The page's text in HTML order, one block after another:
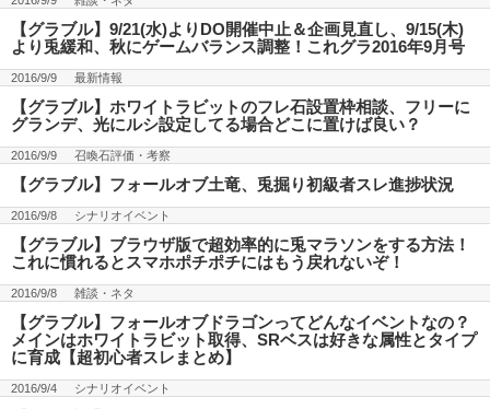
【グラブル】9/21(水)よりDO開催中止＆企画見直し、9/15(木)
より兎緩和、秋にゲームバランス調整！これグラ2016年9月号
2016/9/9 最新情報
【グラブル】ホワイトラビットのフレ石設置枠相談、フリーに
グランデ、光にルシ設定してる場合どこに置けば良い？
2016/9/9 召喚石評価・考察
【グラブル】フォールオブ土竜、兎掘り初級者スレ進捗状況
2016/9/8 シナリオイベント
【グラブル】ブラウザ版で超効率的に兎マラソンをする方法！
これに慣れるとスマホポチポチにはもう戻れないぞ！
2016/9/8 雑談・ネタ
【グラブル】フォールオブドラゴンってどんなイベントなの？
メインはホワイトラビット取得、SRベスは好きな属性とタイプ
に育成【超初心者スレまとめ】
2016/9/4 シナリオイベント